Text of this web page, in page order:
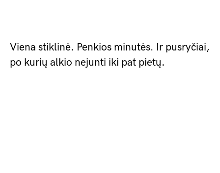
Viena stiklinė. Penkios minutės. Ir pusryčiai,
po kurių alkio nejunti iki pat pietų.